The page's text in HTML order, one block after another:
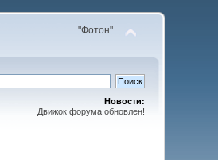
"Фотон"
Новости:
Движок форума обновлен!